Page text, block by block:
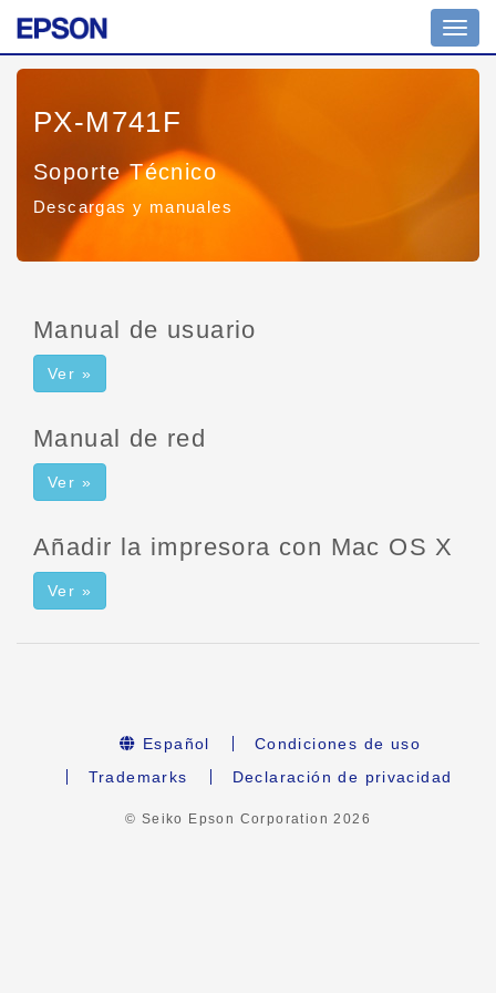
PX-M741F
Soporte Técnico
Descargas y manuales
Manual de usuario
Ver »
Manual de red
Ver »
Añadir la impresora con Mac OS X
Ver »
Español
Condiciones de uso
Trademarks
Declaración de privacidad
© Seiko Epson Corporation2026